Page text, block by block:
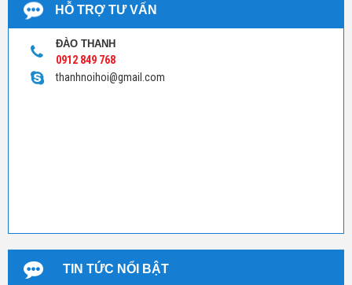
HỖ TRỢ TƯ VẤN
ĐÀO THANH
0912 849 768
thanhnoihoi@gmail.com
TIN TỨC NỔI BẬT